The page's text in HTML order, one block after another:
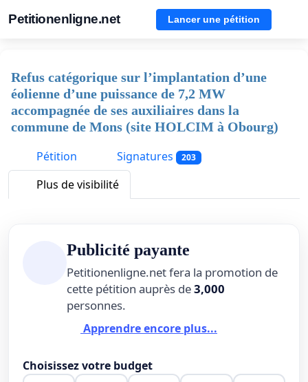
Petitionenligne.net Lancer une pétition
Refus catégorique sur l’implantation d’une
éolienne d’une puissance de 7,2 MW
accompagnée de ses auxiliaires dans la
commune de Mons (site HOLCIM à Obourg)
Pétition
Signatures 203
Plus de visibilité
Publicité payante
Petitionenligne.net fera la promotion de
cette pétition auprès de3,000
personnes.
Apprendre encore plus...
Choisissez votre budget